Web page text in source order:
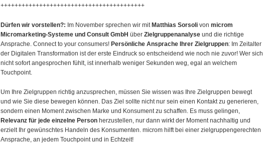
+++++++++++++++++++++++++++++++++++++++++
Dürfen wir vorstellen?: Im November sprechen wir mit Matthias Sorsolivon microm
Micromarketing-Systeme und Consult GmbH über Zielgruppenanalyseund die richtige
Ansprache. Connect to your consumers! Persönliche Ansprache Ihrer Zielgruppen: Im Zeitalter
der Digitalen Transformation ist der erste Eindruck so entscheidend wie noch nie zuvor! Wer sich
nicht sofort angesprochen fühlt, ist innerhalb weniger Sekunden weg, egal an welchem
Touchpoint.
Um Ihre Zielgruppen richtig anzusprechen, müssen Sie wissen was Ihre Zielgruppen bewegt
und wie Sie diese bewegen können. Das Ziel sollte nicht nur sein einen Kontakt zu generieren,
sondern einen Moment zwischen Marke und Konsument zu schaffen. Es muss gelingen,
Relevanz für jede einzelne Personherzustellen, nur dann wirkt der Moment nachhaltig und
erzielt Ihr gewünschtes Handeln des Konsumenten. microm hilft bei einer zielgruppengerechten
Ansprache, an jedem Touchpoint und in Echtzeit!